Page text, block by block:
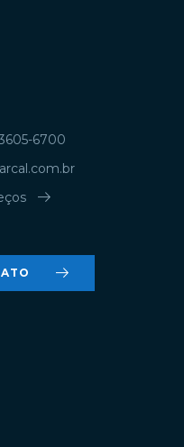
6700
arrow_right_alt
arrow_right_alt